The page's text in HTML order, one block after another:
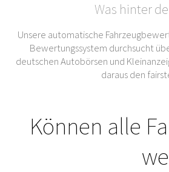
Was hinter
Unsere automatische
Bewertungssystem durchsucht
deutschen Autobörsen und
daraus den
Können alle